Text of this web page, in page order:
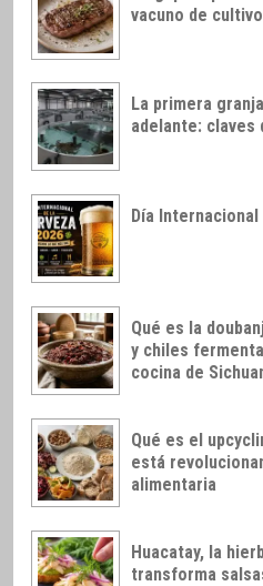
vacuno de
La primera
adelante: claves
Día
Qué es la
y chiles
cocina de
Qué es el
está
alimentaria
Huacatay, la
transforma